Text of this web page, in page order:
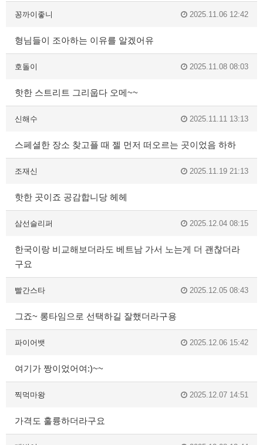
꽁까이좋니 2025.11.06 12:42
형님들이 조아하는 이유를 알겠어유
호돌이 2025.11.08 08:03
핫한 스트리트 그리웁다 오메~~
신해수 2025.11.11 13:13
스페셜한 장소 찾고플 때 젤 먼저 떠오르는 곳이었음 하하
조재신 2025.11.19 21:13
핫한 곳이죠 공감합니당 헤헤
삼선슬리퍼 2025.12.04 08:15
한국이랑 비교해보더라도 베트남 가서 노는게 더 괜찮더라
구요
빨간스타 2025.12.05 08:43
그죠~ 롱타임으로 선택하길 잘했더라구용
파이어뱃 2025.12.06 15:42
여기가 짱이었어여:)~~
찍먹마왕 2025.12.07 14:51
가격도 훌륭하더라구요